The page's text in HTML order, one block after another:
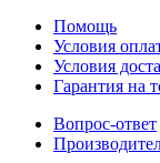
Помощь
Условия
Условия
Гарантия на
Вопрос-ответ